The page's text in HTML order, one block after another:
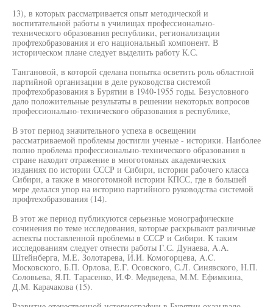
13), в которых рассматривается опыт методической и
воспитательной работы в училищах профессионально-
технического образования республики, регионализации
профтехобразования и его национальный компонент. В
историческом плане следует выделить работу К.С.
Тангановой, в которой сделана попытка осветить роль областной
партийной организации в деле руководства системой
профтехобразования в Бурятии в 1940-1955 годы. Безусловного
дало положительные результаты в решении некоторых вопросов
профессионально-технического образования в республике,
В этот период значительного успеха в освещении
рассматриваемой проблемы достигли ученые - историки. Наиболее
полно проблема профессионально-технического образования в
стране находит отражение в многотомных академических
изданиях по истории СССР и Сибири, истории рабочего класса
Сибири, а также в многотомной истории КПСС, где в большей
мере делался упор на историю партийного руководства системой
профтехобразования (14).
В этот же период публикуются серьезные монографические
сочинения по теме исследования, которые раскрывают различные
аспекты поставленной проблемы в СССР и Сибири. К таким
исследованиям следует отнести работы Г.С. Дунаева, A.A.
Штейнберга, М.Е. Золотарева, И.И. Комогорцева, A.C.
Московского, Б.П. Орлова, Е.Г. Осовского, С.Л. Синявского, Н.П.
Соловьева, Я.П. Тарасенко, И.Ф. Медведева, М.М. Ефимкина,
Д.М. Карачакова (15).